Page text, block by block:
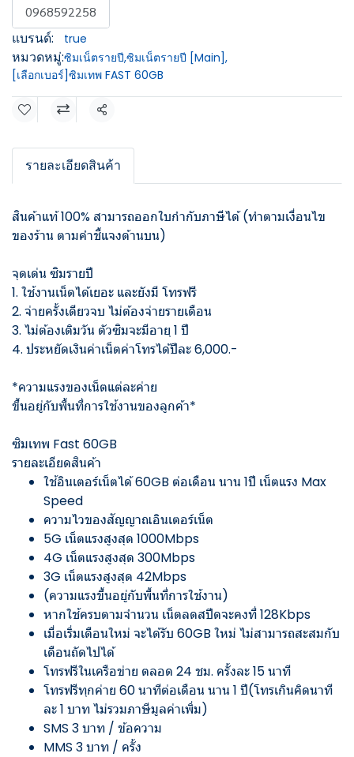
0968592258
แบรนด์: true
หมวดหมู่:ซิมเน็ตรายปี,ซิมเน็ตรายปี [Main],
[เลือกเบอร์]ซิมเทพ FAST 60GB
แชร์
รายละเอียดสินค้า
สินค้าแท้ 100% สามารถออกใบกำกับภาษีได้ (ทำตามเงื่อนไข
ของร้าน ตามคำชี้แจงด้านบน)
จุดเด่น ซิมรายปี
1. ใช้งานเน็ตได้เยอะ และยังมี โทรฟรี
2. จ่ายครั้งเดียวจบ ไม่ต้องจ่ายรายเดือน
3. ไม่ต้องเติมวัน ตัวซิมจะมีอายุ 1 ปี
4. ประหยัดเงินค่าเน็ตค่าโทรได้ปีละ 6,000.-
*ความแรงของเน็ตแต่ละค่าย
ขึ้นอยู่กับพื้นที่การใช้งานของลูกค้า*
ซิมเทพ Fast 60GB
รายละเอียดสินค้า
ใช้อินเตอร์เน็ตได้ 60GB ต่อเดือน นาน 1ปี เน็ตแรง Max
Speed
ความไวของสัญญาณอินเตอร์เน็ต
5G เน็ตแรงสูงสุด 1000Mbps
4G เน็ตแรงสูงสุด 300Mbps
3G เน็ตแรงสูงสุด 42Mbps
(ความแรงขึ้นอยู่กับพื้นที่การใช้งาน)
หากใช้ครบตามจำนวน เน็ตลดสปีดจะคงที่ 128Kbps
เมื่อเริ่มเดือนใหม่ จะได้รับ 60GB ใหม่ ไม่สามารถสะสมกับ
เดือนถัดไปได้
โทรฟรีในเครือข่าย ตลอด 24 ชม. ครั้งละ 15 นาที
โทรฟรีทุกค่าย 60 นาทีต่อเดือน นาน 1 ปี(โทรเกินคิดนาที
ละ 1 บาท ไม่รวมภาษีมูลค่าเพิ่ม)
SMS 3 บาท / ข้อความ
MMS 3 บาท / ครั้ง